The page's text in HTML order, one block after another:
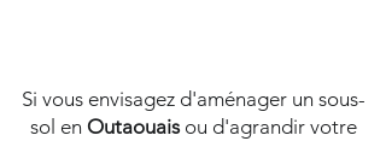
Si vous envisagez d'aménager un sous-
sol en Outaouais ou d'agrandir votre